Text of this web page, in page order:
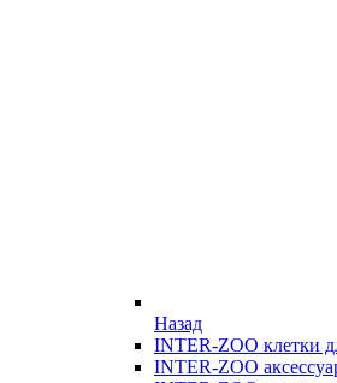
Назад
INTER-ZOO клетки
INTER-ZOO